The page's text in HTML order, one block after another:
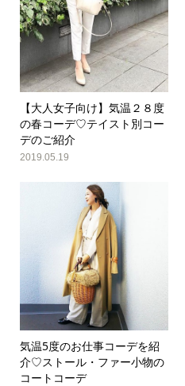
【大人女子向け】気温２８度
の春コーデ♡テイスト別コー
デのご紹介
2019.05.19
気温5度のお仕事コーデを紹
介♡ストール・ファー小物の
コートコーデ